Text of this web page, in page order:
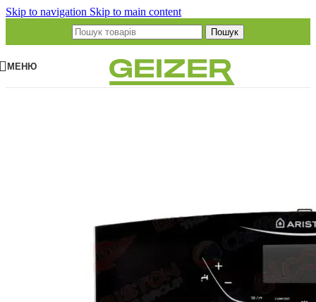
Skip to navigation Skip to main content
Пошук
МЕНЮ